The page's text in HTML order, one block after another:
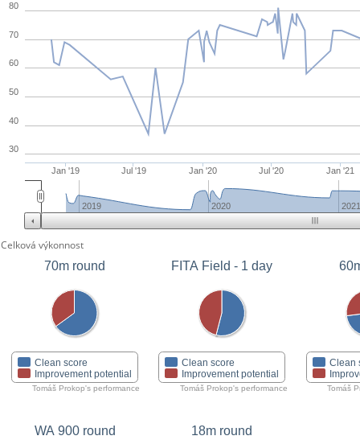
Jan '19 Jul '19 Jan '20 Jul '20 Jan '21
30
40
50
60
70
80
2019 2020
Celková výkonnost
70m round
Clean score
Improvement potential
Tomáš Prokop's performance
FITA Field - 1 day
Clean score
Improvement potential
Tomáš Prokop's performance
Clean
Tomáš
WA 900 round 18m round